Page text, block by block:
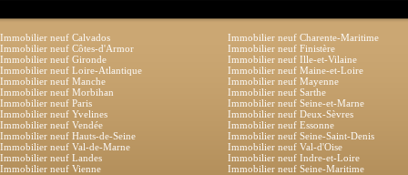
Immobilier neuf Calvados
Immobilier neuf Charente-Maritime
Immobilier neuf Côtes-d'Armor
Immobilier neuf Finistère
Immobilier neuf Gironde
Immobilier neuf Ille-et-Vilaine
Immobilier neuf Loire-Atlantique
Immobilier neuf Maine-et-Loire
Immobilier neuf Manche
Immobilier neuf Mayenne
Immobilier neuf Morbihan
Immobilier neuf Sarthe
Immobilier neuf Paris
Immobilier neuf Seine-et-Marne
Immobilier neuf Yvelines
Immobilier neuf Deux-Sèvres
Immobilier neuf Vendée
Immobilier neuf Essonne
Immobilier neuf Hauts-de-Seine
Immobilier neuf Seine-Saint-Denis
Immobilier neuf Val-de-Marne
Immobilier neuf Val-d'Oise
Immobilier neuf Landes
Immobilier neuf Indre-et-Loire
Immobilier neuf Vienne
Immobilier neuf Seine-Maritime